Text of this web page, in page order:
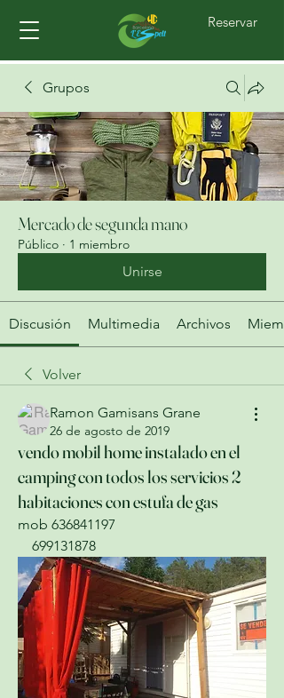
Reservar
Grupos
Mercado de segunda mano
Público · 1 miembro
Unirse
Discusión Multimedia Archivos
Volver
Ramon Gamisans Grane
26 de agosto de 2019
vendo mobil home instalado en el
camping con todos los servicios 2
habitaciones con estufa de gas
mob 636841197
    699131878